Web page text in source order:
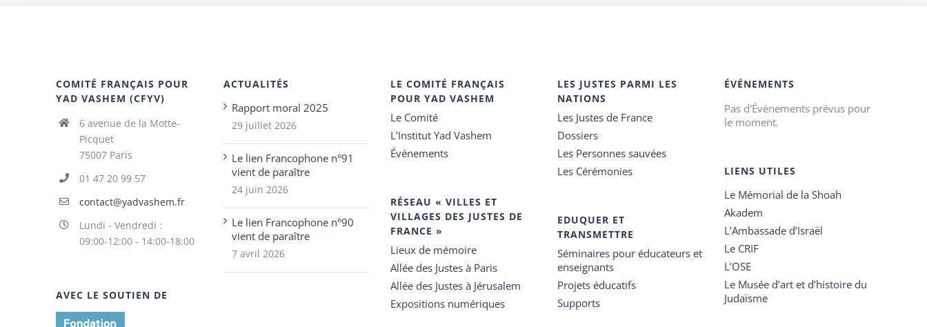
COMITÉ FRANÇAIS POUR
YAD VASHEM (CFYV)
6 avenue de la Motte-
Picquet
75007 Paris
01 47 20 99 57
contact@yadvashem.fr
Lundi - Vendredi :
09:00-12:00 - 14:00-18:00
AVEC LE SOUTIEN DE
ACTUALITÉS
Rapport moral 2025
29 juillet 2026
Le lien Francophone n°91
vient de paraître
24 juin 2026
Le lien Francophone n°90
vient de paraître
7 avril 2026
LE COMITÉ FRANÇAIS
POUR YAD VASHEM
Le Comité
L’Institut Yad Vashem
Événements
RÉSEAU « VILLES ET
VILLAGES DES JUSTES DE
FRANCE »
Lieux de mémoire
Allée des Justes à Paris
Allée des Justes à Jérusalem
Expositions numériques
LES JUSTES PARMI LES
NATIONS
Les Justes de France
Dossiers
Les Personnes sauvées
Les Cérémonies
EDUQUER ET
TRANSMETTRE
Séminaires pour éducateurs et
enseignants
Projets éducatifs
Supports
ÉVÉNEMENTS
Pas d'Évènements prévus pour
le moment.
LIENS UTILES
Le Mémorial de la Shoah
Akadem
L’Ambassade d’Israël
Le CRIF
L’OSE
Le Musée d’art et d’histoire du
Judaïsme